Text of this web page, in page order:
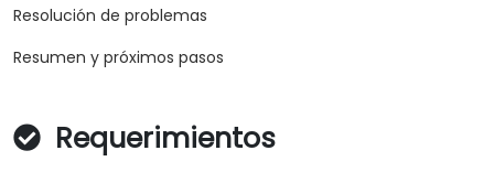
Resolución de problemas
Resumen y próximos pasos
Requerimientos